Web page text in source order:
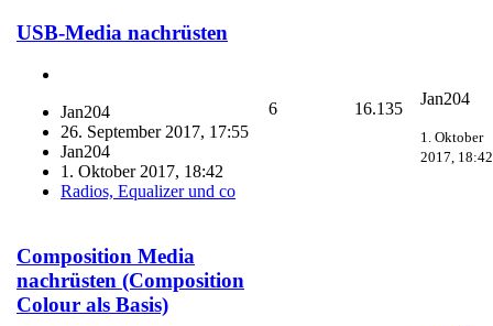
USB-Media nachrüsten
Jan204
26. September 2017, 17:55
Jan204
1. Oktober 2017, 18:42
Radios, Equalizer und co
6 16.135
Jan204
1. Oktober
2017, 18:42
Composition Media
nachrüsten (Composition
Colour als Basis)